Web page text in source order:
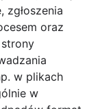
oraz
w plikach
w